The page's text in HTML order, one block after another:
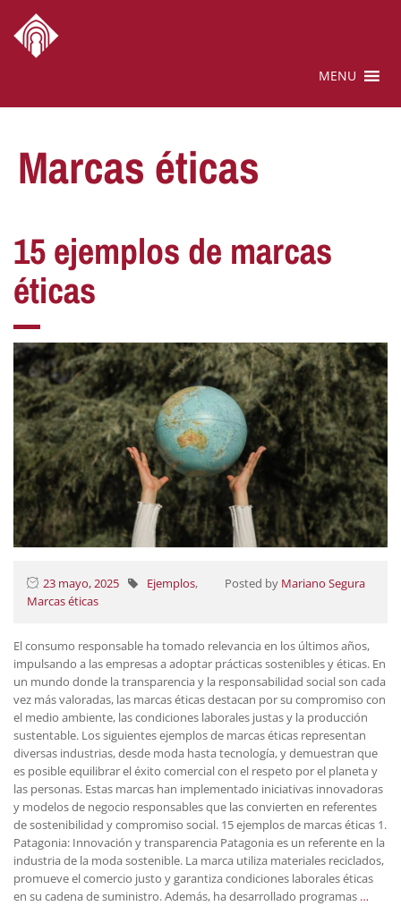
MENU
Marcas éticas
15 ejemplos de marcas
éticas
23 mayo, 2025 Posted by Mariano Segura
Ejemplos,
Marcas éticas
El consumo responsable ha tomado relevancia en los últimos años,
impulsando a las empresas a adoptar prácticas sostenibles y éticas. En
un mundo donde la transparencia y la responsabilidad social son cada
vez más valoradas, las marcas éticas destacan por su compromiso con
el medio ambiente, las condiciones laborales justas y la producción
sustentable. Los siguientes ejemplos de marcas éticas representan
diversas industrias, desde moda hasta tecnología, y demuestran que
es posible equilibrar el éxito comercial con el respeto por el planeta y
las personas. Estas marcas han implementado iniciativas innovadoras
y modelos de negocio responsables que las convierten en referentes
de sostenibilidad y compromiso social. 15 ejemplos de marcas éticas 1.
Patagonia: Innovación y transparencia Patagonia es un referente en la
industria de la moda sostenible. La marca utiliza materiales reciclados,
promueve el comercio justo y garantiza condiciones laborales éticas
en su cadena de suministro. Además, ha desarrollado programas …